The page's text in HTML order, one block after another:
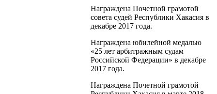
Награждена Почетной грамотой
совета судей Республики Хакасия в
декабре 2017 года.
Награждена юбилейной медалью
«25 лет арбитражным судам
Российской Федерации» в декабре
2017 года.
Награждена Почетной грамотой